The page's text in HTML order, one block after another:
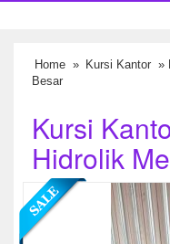
Home » Kursi Kantor »
Besar
Kursi
Hidrolik